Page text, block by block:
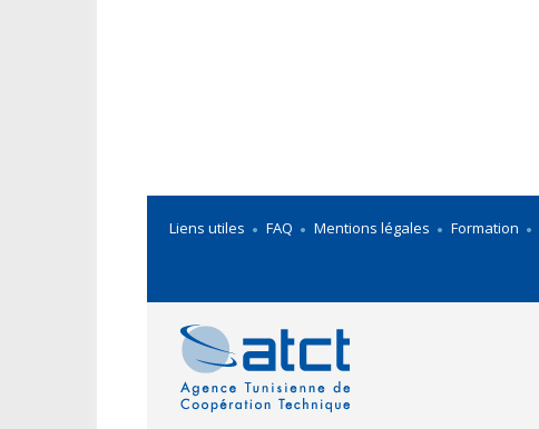
Liens utiles FAQ Mentions légales Formation